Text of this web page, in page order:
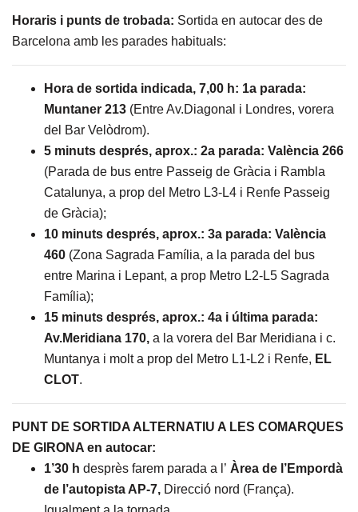
Horaris i punts de trobada: Sortida en autocar des de
Barcelona amb les parades habituals:
Hora de sortida indicada, 7,00 h: 1a parada:
Muntaner 213 (Entre Av.Diagonal i Londres, vorera
del Bar Velòdrom).
5 minuts després, aprox.: 2a parada: València 266
(Parada de bus entre Passeig de Gràcia i Rambla
Catalunya, a prop del Metro L3-L4 i Renfe Passeig
de Gràcia);
10 minuts després, aprox.: 3a parada: València
460 (Zona Sagrada Família, a la parada del bus
entre Marina i Lepant, a prop Metro L2-L5 Sagrada
Família);
15 minuts després, aprox.: 4a i última parada:
Av.Meridiana 170, a la vorera del Bar Meridiana i c.
Muntanya i molt a prop del Metro L1-L2 i Renfe, EL
CLOT.
PUNT DE SORTIDA ALTERNATIU A LES COMARQUES
DE GIRONA en autocar:
1’30 h desprès farem parada a l’ Àrea de l’Empordà
de l’autopista AP-7, Direcció nord (França).